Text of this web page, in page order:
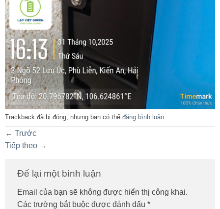
Trackback đã bị đóng, nhưng bạn có thể đăng bình luận.
← Trước
Tiếp theo →
Để lại một bình luận
Email của bạn sẽ không được hiển thị công khai.
Các trường bắt buộc được đánh dấu *